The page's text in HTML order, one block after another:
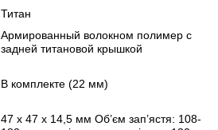
Титан
Армированный волокном полимер с
задней титановой крышкой
В комплекте (22 мм)
47 x 47 x 14,5 мм Об’єм зап’ястя: 108-